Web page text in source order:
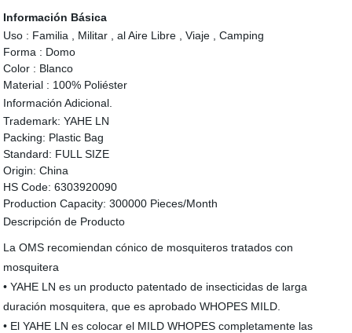
Información Básica
Uso : Familia , Militar , al Aire Libre , Viaje , Camping
Forma : Domo
Color : Blanco
Material : 100% Poliéster
Información Adicional.
Trademark: YAHE LN
Packing: Plastic Bag
Standard: FULL SIZE
Origin: China
HS Code: 6303920090
Production Capacity: 300000 Pieces/Month
Descripción de Producto
La OMS recomiendan cónico de mosquiteros tratados con
mosquitera
• YAHE LN es un producto patentado de insecticidas de larga
duración mosquitera, que es aprobado WHOPES MILD.
• El YAHE LN es colocar el MILD WHOPES completamente las